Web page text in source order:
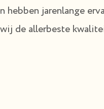
hebben jarenlange
de allerbeste